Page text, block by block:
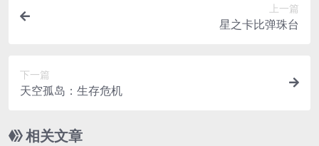
上一篇
星之卡比弹珠台
下一篇
天空孤岛：生存危机
相关文章